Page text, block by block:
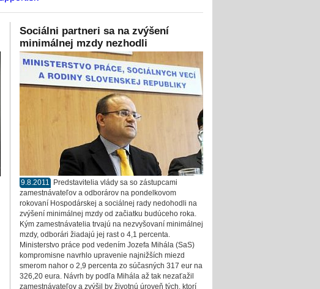
Sociálni partneri sa na zvýšení
minimálnej mzdy nezhodli
9.8.2011
Predstavitelia vlády sa so zástupcami
zamestnávateľov a odborárov na pondelkovom
rokovaní Hospodárskej a sociálnej rady nedohodli na
zvýšení minimálnej mzdy od začiatku budúceho roka.
Kým zamestnávatelia trvajú na nezvyšovaní minimálnej
mzdy, odborári žiadajú jej rast o 4,1 percenta.
Ministerstvo práce pod vedením Jozefa Mihála (SaS)
kompromisne navrhlo upravenie najnižších miezd
smerom nahor o 2,9 percenta zo súčasných 317 eur na
326,20 eura. Návrh by podľa Mihála až tak nezaťažil
zamestnávateľov a zvýšil by životnú úroveň tých, ktorí